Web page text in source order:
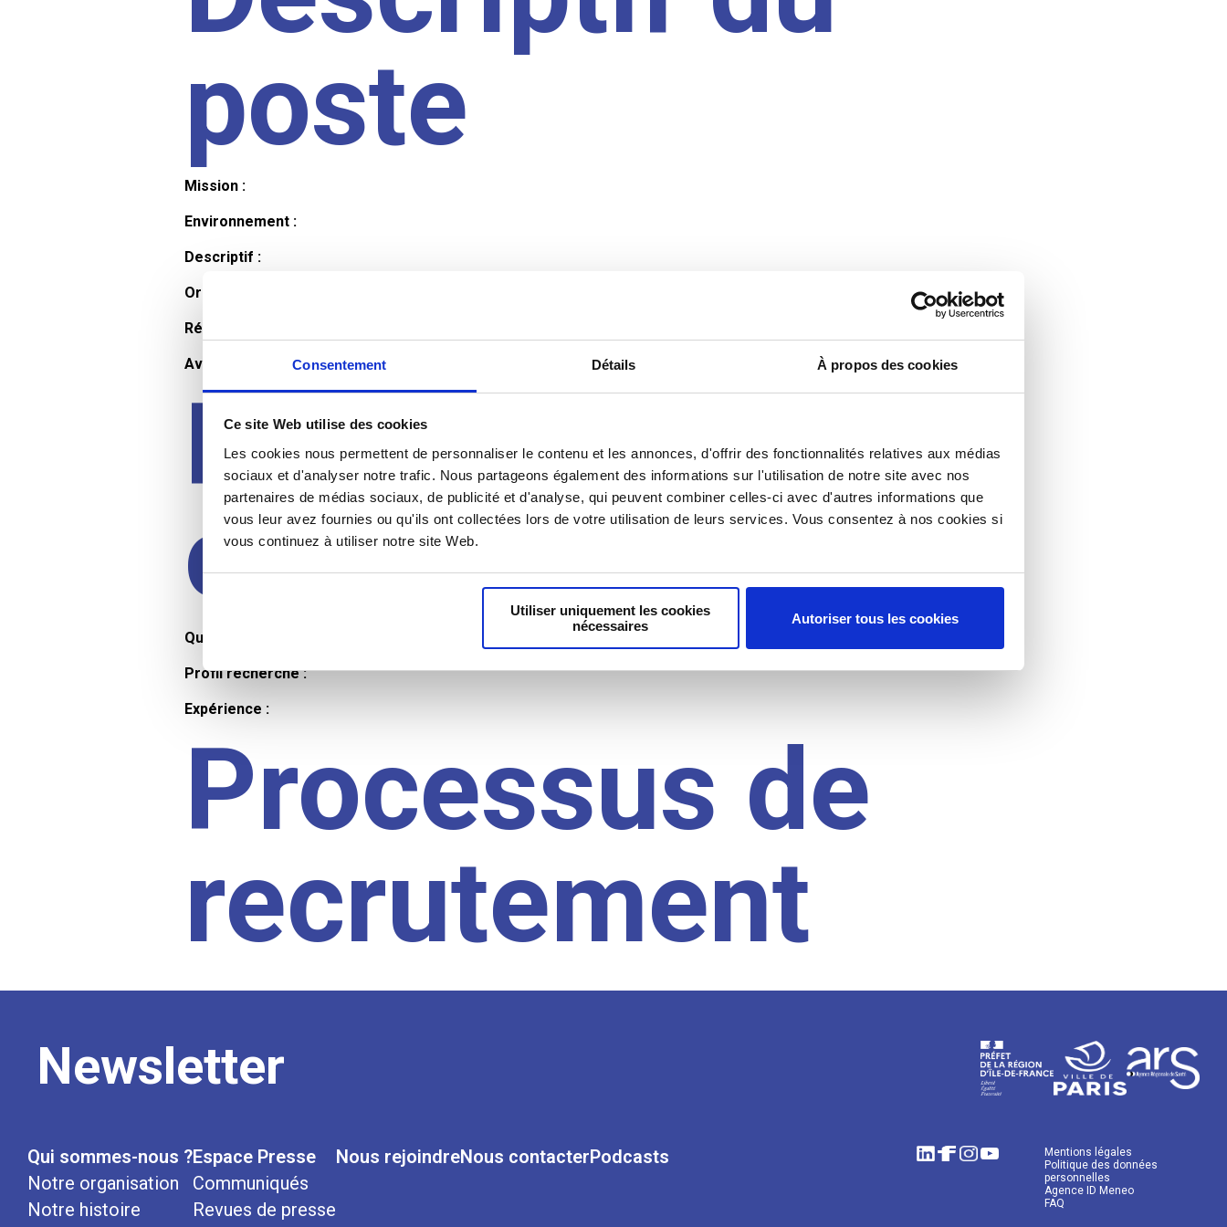
Consentement Détails À propos des cookies
Ce site Web utilise des cookies
Les cookies nous permettent de personnaliser le contenu et les annonces, d'offrir des fonctionnalités relatives aux médias
sociaux et d'analyser notre trafic. Nous partageons également des informations sur l'utilisation de notre site avec nos
partenaires de médias sociaux, de publicité et d'analyse, qui peuvent combiner celles-ci avec d'autres informations que
vous leur avez fournies ou qu'ils ont collectées lors de votre utilisation de leurs services. Vous consentez à nos cookies si
vous continuez à utiliser notre site Web.
Utiliser uniquement les cookies
nécessaires
Autoriser tous les cookies
poste
Mission :
Environnement :
Descriptif :
Organisation et horaires :
Rémunération :
Avantages :
Profil du
candidat
Qualifications et diplômes :
Profil recherché :
Expérience :
Processus de
recrutement
Newsletter
Qui sommes-nous ?
Notre organisation
Notre histoire
Espace Presse
Communiqués
Revues de presse
Nous rejoindreNous contacterPodcasts
Mentions légales
Politique des données
personnelles
Agence ID Meneo
FAQ